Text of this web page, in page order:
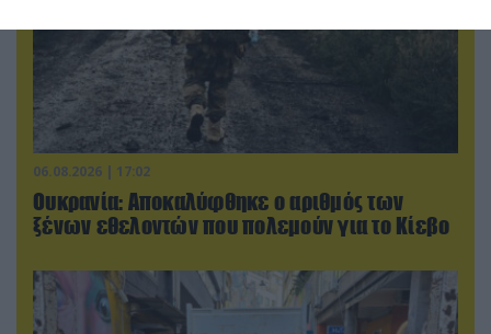
06.08.2026 | 17:02
Ουκρανία: Αποκαλύφθηκε ο αριθμός των
ξένων εθελοντών που πολεμούν για το Κίεβο